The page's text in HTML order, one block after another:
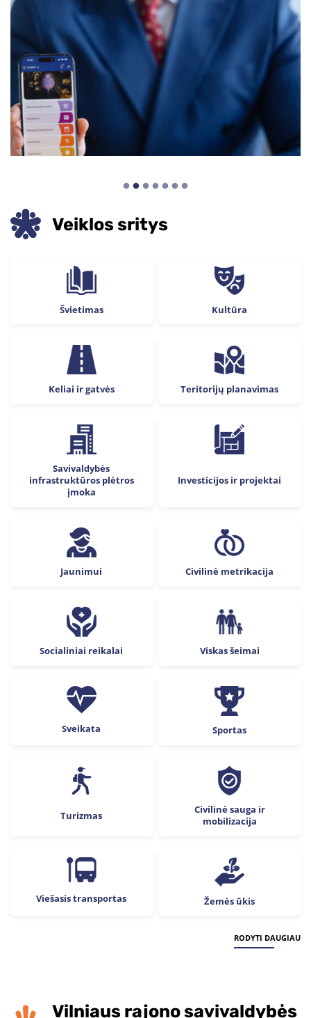
Veiklos sritys
Švietimas Kultūra
Keliai ir gatvės Teritorijų planavimas
Savivaldybės
infrastruktūros plėtros
įmoka
Investicijos ir projektai
Jaunimui Civilinė metrikacija
Socialiniai reikalai Viskas šeimai
Sveikata Sportas
Turizmas
Civilinė sauga ir
mobilizacija
Viešasis transportas Žemės ūkis
RODYTI DAUGIAU
Vilniaus rajono savivaldybės